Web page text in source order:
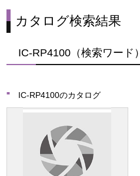
カタログ検索結果
IC-RP4100（検索ワード）
IC-RP4100のカタログ